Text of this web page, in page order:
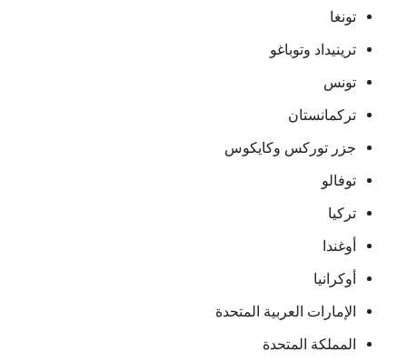
تونغا
ترينيداد وتوباغو
تونس
تركمانستان
جزر توركس وكايكوس
توفالو
تركيا
أوغندا
أوكرانيا
الإمارات العربية المتحدة
المملكة المتحدة